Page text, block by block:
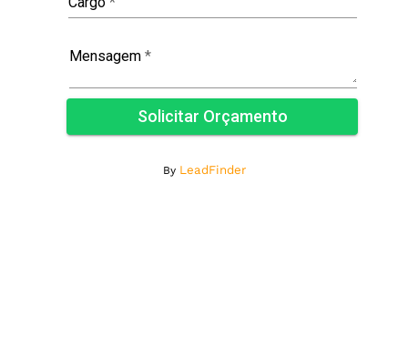
Solicitar Orçamento
Mensagem *
By LeadFinder